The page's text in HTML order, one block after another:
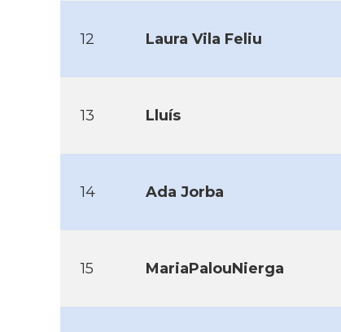
12 Laura Vila Feliu
13 Lluís
14 Ada Jorba
15 MariaPalouNierga